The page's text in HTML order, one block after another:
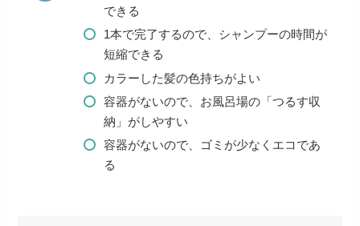
できる
1本で完了するので、シャンプーの時間が
短縮できる
カラーした髪の色持ちがよい
容器がないので、お風呂場の「つるす収
納」がしやすい
容器がないので、ゴミが少なくエコであ
る